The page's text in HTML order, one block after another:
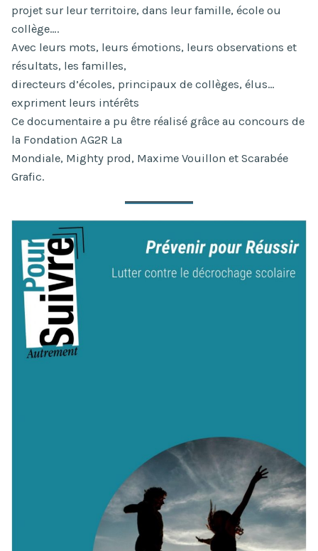
projet sur leur territoire, dans leur famille, école ou
collège….
Avec leurs mots, leurs émotions, leurs observations et
résultats, les familles,
directeurs d’écoles, principaux de collèges, élus…
expriment leurs intérêts
Ce documentaire a pu être réalisé grâce au concours de
la Fondation AG2R La
Mondiale, Mighty prod, Maxime Vouillon et Scarabée
Grafic.